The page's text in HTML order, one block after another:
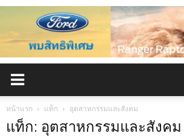
หน้าแรก แท็ก อุตสาหกรรมและสังคม
แท็ก: อุตสาหกรรมและสังคม